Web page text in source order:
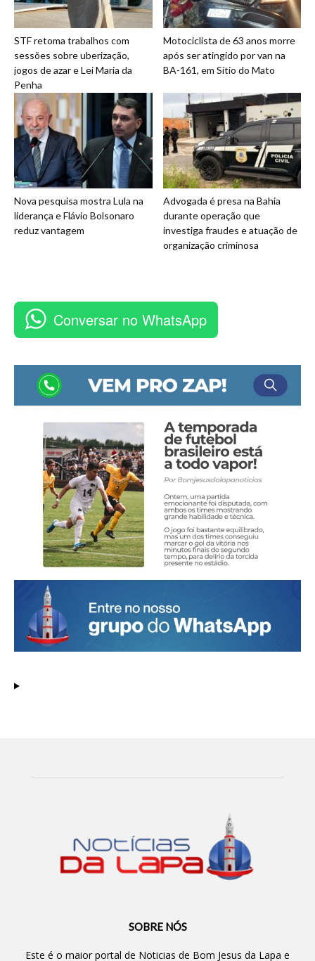
STF retoma trabalhos com
sessões sobre uberização,
jogos de azar e Lei Maria da
Penha
Motociclista de 63 anos morre
após ser atingido por van na
BA-161, em Sítio do Mato
Nova pesquisa mostra Lula na
liderança e Flávio Bolsonaro
reduz vantagem
Advogada é presa na Bahia
durante operação que
investiga fraudes e atuação de
organização criminosa
Conversar no WhatsApp
SOBRE NÓS
Este é o maior portal de Noticias de Bom Jesus da Lapa e